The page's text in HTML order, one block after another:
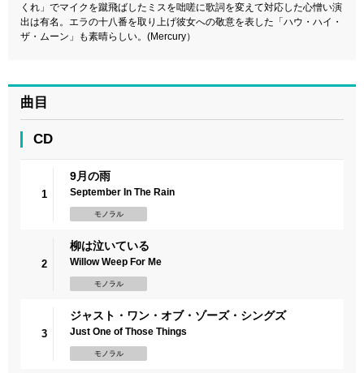
くれ」でマイクを蹴飛ばしたミスを咄嗟に歌詞を変えて対応した心憎い演
出は有名。エラの十八番を取り上げ彼女への敬意を表した「ハウ・ハイ・
ザ・ムーン」も素晴らしい。(Mercury）
曲目
CD
1
9月の雨
September In The Rain
モノラル
2
柳は泣いている
Willow Weep For Me
モノラル
3
ジャスト・ワン・オブ・ゾーズ・シングズ
Just One of Those Things
モノラル